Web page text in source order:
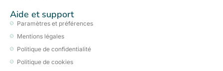
Aide et support
Paramètres et préférences
Mentions légales
Politique de confidentialité
Politique de cookies